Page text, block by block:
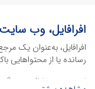
افرافایل، وب
افرافایل، به‌عنوان یک
رسانده یا از محتواهایی
این سایت با ارائه تنوع